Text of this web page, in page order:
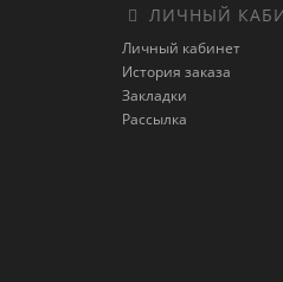
ЛИЧНЫЙ
Личный кабинет
История заказа
Закладки
Рассылка